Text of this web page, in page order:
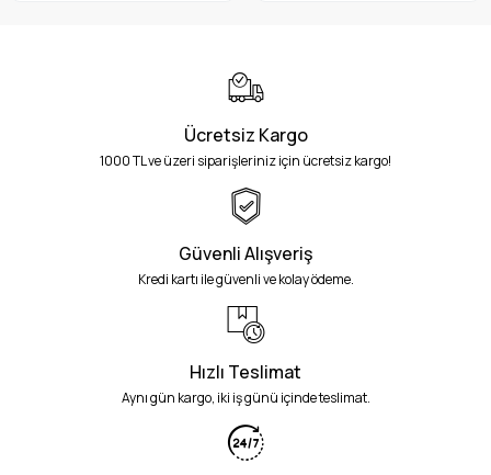
Ücretsiz Kargo
1000 TL ve üzeri siparişleriniz için ücretsiz kargo!
Güvenli Alışveriş
Kredi kartı ile güvenli ve kolay ödeme.
Hızlı Teslimat
Aynı gün kargo, iki iş günü içinde teslimat.